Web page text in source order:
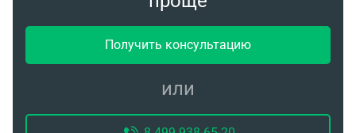
Получить консультацию
или